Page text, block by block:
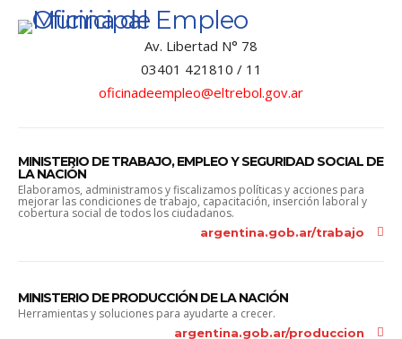
Av. Libertad N° 78
03401 421810 / 11
oficinadeempleo@eltrebol.gov.ar
MINISTERIO DE TRABAJO, EMPLEO Y SEGURIDAD SOCIAL DE
LA NACIÓN
Elaboramos, administramos y fiscalizamos políticas y acciones para
mejorar las condiciones de trabajo, capacitación, inserción laboral y
cobertura social de todos los ciudadanos.
argentina.gob.ar/trabajo
MINISTERIO DE PRODUCCIÓN DE LA NACIÓN
Herramientas y soluciones para ayudarte a crecer.
argentina.gob.ar/produccion